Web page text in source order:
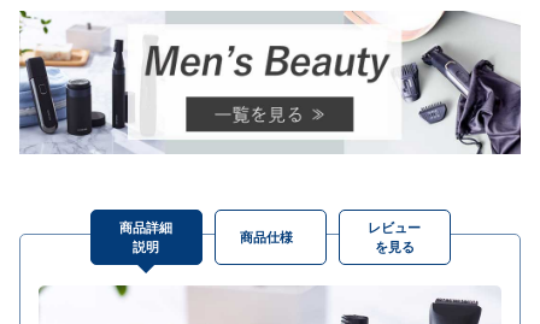
商品詳細
説明
商品仕様
レビュー
を見る